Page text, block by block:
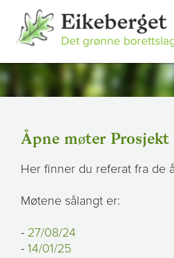
Åpne møter Prosjekt
Her finner du referat fra de
Møtene sålangt er:
- 27/08/24
- 14/01/25